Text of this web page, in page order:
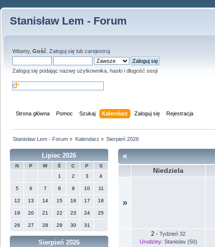
Stanisław Lem - Forum
Witamy, Gość Zaloguj się lub zarejestruj
Zaloguj się podając nazwę użytkownika, hasło i długość sesji
Strona główna Pomoc Szukaj Kalendarz Zaloguj się Rejestracja
Stanisław Lem - Forum » Kalendarz » Sierpień 2026
Lipiec 2026
N P W Ś C P
S
1
2 3 4
5 6 7 8 9 10 11
12 13 14 15 16 17 18
19 20 21 22 23 24 25
26 27 28 29 30 31
Sierpień 2026
«
Niedziela
»
2 - Tydzień 32
Urodziny: Stanislav (50)